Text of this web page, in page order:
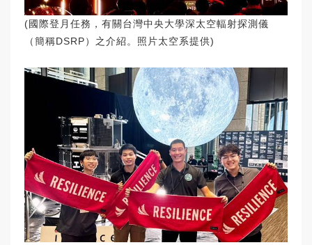
(國際登月任務，有關台灣中央大學深太空輻射探測儀
（簡稱DSRP）之介紹。照片太空系提供)